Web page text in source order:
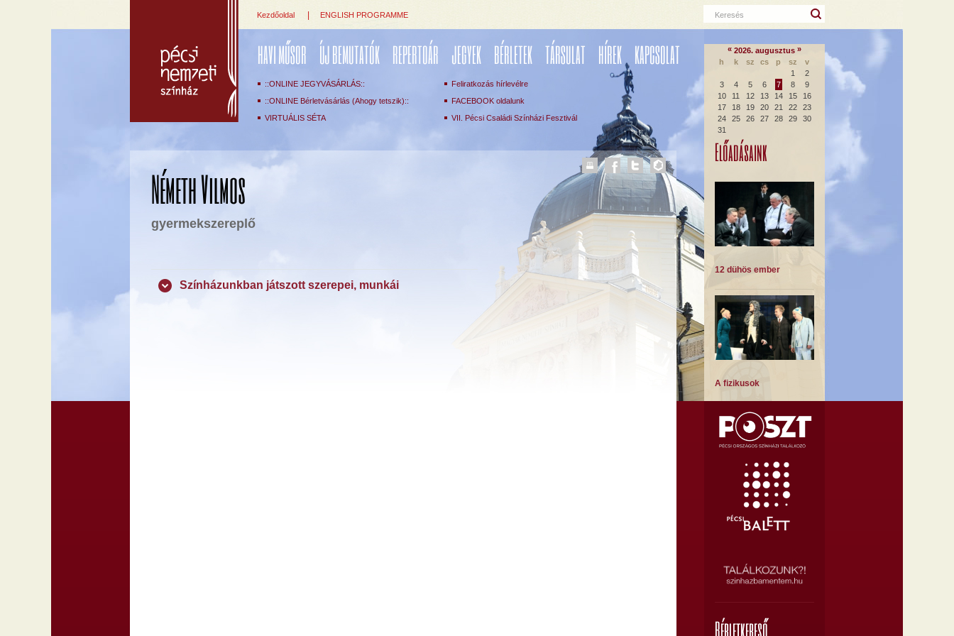
Kezdőoldal ENGLISH PROGRAMME Keresés
HAVI MŰSOR ÚJ BEMUTATÓK REPERTOÁR JEGYEK BÉRLETEK TÁRSULAT HÍREK KAPCSOLAT
::ONLINE JEGYVÁSÁRLÁS::
::ONLINE Bérletvásárlás (Ahogy tetszik)::
VIRTUÁLIS SÉTA
Feliratkozás hírlevélre
FACEBOOK oldalunk
VII. Pécsi Családi Színházi Fesztivál
Németh Vilmos
gyermekszereplő
Színházunkban játszott szerepei, munkái
« 2026. augusztus »
h
k sz cs p sz
v
1
2
3
4 5 6 7 8
9
10
11 12 13 14 15
16
17
18 19 20 21 22
23
24
25 26 27 28 29
30
31
Előadásaink
12 dühös ember
A fizikusok
A Montmartre-i ibolya
Bérletkereső